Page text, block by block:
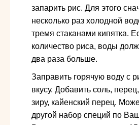
запарить рис. Для этого
несколько раз холодной
тремя стаканами кипятка.
количество риса, воды
два раза больше.
Заправить горячую воду с
вкусу. Добавить соль,
зиру, кайенский перец.
другой набор специй по